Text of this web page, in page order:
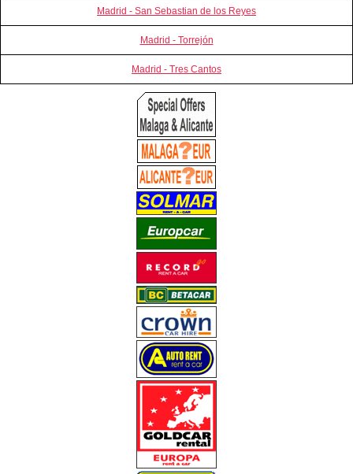
Madrid - San Sebastian de los Reyes
Madrid - Torrejón
Madrid - Tres Cantos